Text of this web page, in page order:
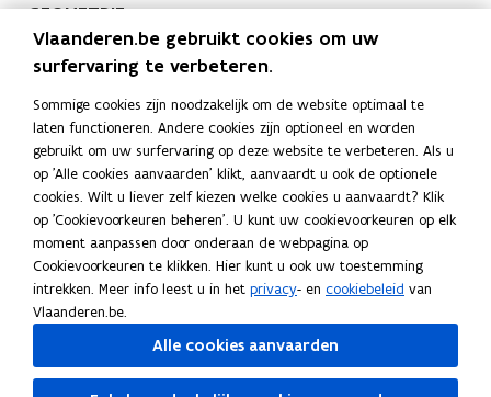
GEOMETRIE
Code
Definitie
Geometrie van GRB -
Gvl - gevellijn
Datatype GM_Curve
Deel deze pagina
i
k
o
i
Vlaanderen.be gebruikt cookies om uw
surfervaring te verbeteren.
Sommige cookies zijn noodzakelijk om de website optimaal te
laten functioneren. Andere cookies zijn optioneel en worden
gebruikt om uw surfervaring op deze website te verbeteren. Als u
op 'Alle cookies aanvaarden' klikt, aanvaardt u ook de optionele
cookies. Wilt u liever zelf kiezen welke cookies u aanvaardt? Klik
op 'Cookievoorkeuren beheren'. U kunt uw cookievoorkeuren op elk
moment aanpassen door onderaan de webpagina op
Cookievoorkeuren te klikken. Hier kunt u ook uw toestemming
intrekken. Meer info leest u in het privacy- en cookiebeleid van
Vlaanderen.be.
Alle cookies aanvaarden